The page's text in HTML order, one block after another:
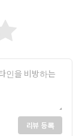
리뷰 등록